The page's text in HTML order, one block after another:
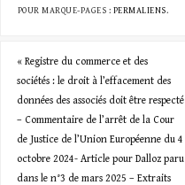
POUR MARQUE-PAGES : PERMALIENS.
«Registre du commerce et des
sociétés : le droit à l’effacement des
données des associés doit être respecté
– Commentaire de l’arrêt de la Cour
de Justice de l’Union Européenne du 4
octobre 2024- Article pour Dalloz paru
dans le n°3 de mars 2025 – Extraits